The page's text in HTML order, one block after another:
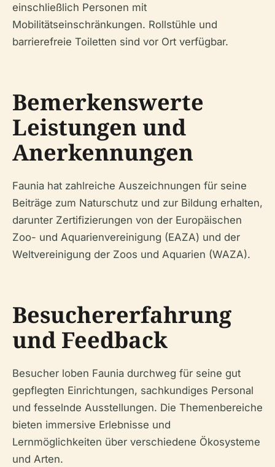
einschließlich Personen mit
Mobilitätseinschränkungen. Rollstühle und
barrierefreie Toiletten sind vor Ort verfügbar.
Bemerkenswerte
Leistungen und
Anerkennungen
Faunia hat zahlreiche Auszeichnungen für seine
Beiträge zum Naturschutz und zur Bildung erhalten,
darunter Zertifizierungen von der Europäischen
Zoo- und Aquarienvereinigung (EAZA) und der
Weltvereinigung der Zoos und Aquarien (WAZA).
Besuchererfahrung
und Feedback
Besucher loben Faunia durchweg für seine gut
gepflegten Einrichtungen, sachkundiges Personal
und fesselnde Ausstellungen. Die Themenbereiche
bieten immersive Erlebnisse und
Lernmöglichkeiten über verschiedene Ökosysteme
und Arten.